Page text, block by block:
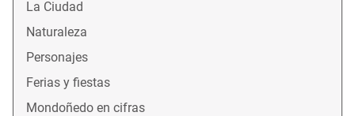
La Ciudad
Naturaleza
Personajes
Ferias y fiestas
Mondoñedo en cifras